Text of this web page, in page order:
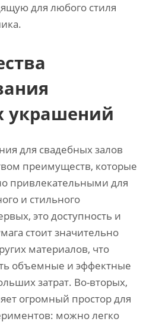
для любого стиля
украшений
для свадебных залов
преимуществ, которые
привлекательными для
и стильного
это доступность и
стоит значительно
материалов, что
объемные и эффектные
затрат. Во-вторых,
огромный простор для
можно легко